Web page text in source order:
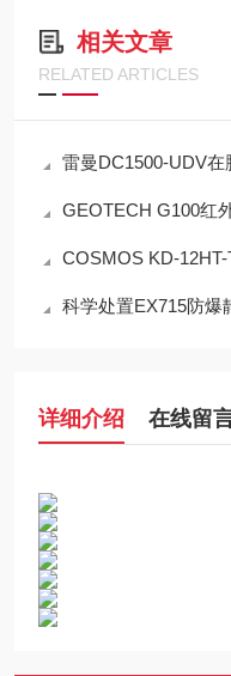
相关文章
RELATED ARTICLES
雷曼DC1500-UDV
GEOTECH G100红
COSMOS KD-12HT-T耐
科学处置EX715防爆静电
详细介绍 在线留